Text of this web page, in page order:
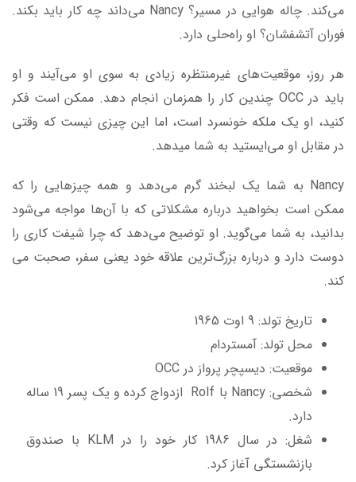
می‌کند. چاله هوایی در مسیر؟ Nancy می‌داند چه کار باید بکند.
فوران آتشفشان؟ او راه‌حلی دارد.
هر روز، موقعیت‌های غیرمنتظره زیادی به سوی او می‌آیند و او
باید در OCC چندین کار را همزمان انجام دهد. ممکن است فکر
کنید، او یک ملکه خونسرد است، اما این چیزی نیست که وقتی
در مقابل او می‌ایستید به شما میدهد.
Nancy به شما یک لبخند گرم می‌دهد و همه چیزهایی را که
ممکن است بخواهید درباره مشکلاتی که با آن‌ها مواجه می‌شود
بدانید، به شما می‌گوید. او توضیح می‌دهد که چرا شیفت کاری را
دوست دارد و درباره بزرگ‌ترین علاقه خود یعنی سفر، صحبت می
کند.
تاریخ تولد: 9 اوت 1965
محل تولد: آمستردام
موقعیت: دیسپچر پرواز در OCC
شخصی: Nancy با Rolf ازدواج کرده و یک پسر 19 ساله
دارد.
شغل: در سال 1986 کار خود را در KLM با صندوق
بازنشستگی آغاز کرد.